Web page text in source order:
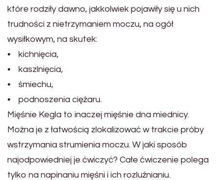
które rodziły dawno, jakkolwiek pojawiły się u nich
trudności z nietrzymaniem moczu, na ogół
wysiłkowym, na skutek:
• kichnięcia,
• kaszlnięcia,
• śmiechu,
• podnoszenia ciężaru.
Mięśnie Kegla to inaczej mięśnie dna miednicy.
Można je z łatwością zlokalizować w trakcie próby
wstrzymania strumienia moczu. W jaki sposób
najodpowiedniej je ćwiczyć? Całe ćwiczenie polega
tylko na napinaniu mięśni i ich rozluźnianiu.